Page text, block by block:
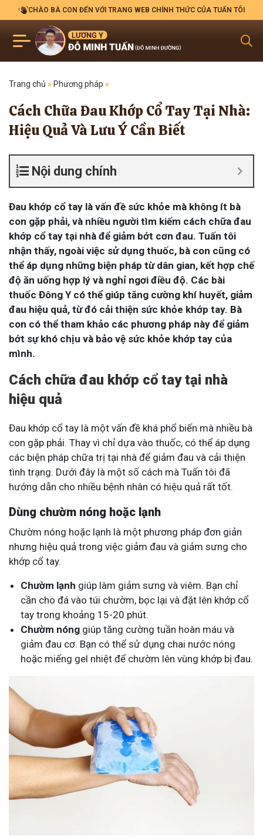
CHÀO BÀ CON ĐẾN VỚI TRANG WEB CHÍNH THỨC CỦA TUẤN TÔI
Trang chủ » Phương pháp »
Cách Chữa Đau Khớp Cổ Tay Tại Nhà:
Hiệu Quả Và Lưu Ý Cần Biết
Nội dung chính
Đau khớp cổ tay là vấn đề sức khỏe mà không ít bà
con gặp phải, và nhiều người tìm kiếm cách chữa đau
khớp cổ tay tại nhà để giảm bớt cơn đau. Tuấn tôi
nhận thấy, ngoài việc sử dụng thuốc, bà con cũng có
thể áp dụng những biện pháp từ dân gian, kết hợp chế
độ ăn uống hợp lý và nghỉ ngơi điều độ. Các bài
thuốc Đông Y có thể giúp tăng cường khí huyết, giảm
đau hiệu quả, từ đó cải thiện sức khỏe khớp tay. Bà
con có thể tham khảo các phương pháp này để giảm
bớt sự khó chịu và bảo vệ sức khỏe khớp tay của
mình.
Cách chữa đau khớp cổ tay tại nhà
hiệu quả
Đau khớp cổ tay là một vấn đề khá phổ biến mà nhiều bà
con gặp phải. Thay vì chỉ dựa vào thuốc, có thể áp dụng
các biện pháp chữa trị tại nhà để giảm đau và cải thiện
tình trạng. Dưới đây là một số cách mà Tuấn tôi đã
hướng dẫn cho nhiều bệnh nhân có hiệu quả rất tốt.
Dùng chườm nóng hoặc lạnh
Chườm nóng hoặc lạnh là một phương pháp đơn giản
nhưng hiệu quả trong việc giảm đau và giảm sưng cho
khớp cổ tay.
Chườm lạnh giúp làm giảm sưng và viêm. Bạn chỉ
cần cho đá vào túi chườm, bọc lại và đặt lên khớp cổ
tay trong khoảng 15-20 phút.
Chườm nóng giúp tăng cường tuần hoàn máu và
giảm đau cơ. Bạn có thể sử dụng chai nước nóng
hoặc miếng gel nhiệt để chườm lên vùng khớp bị đau.